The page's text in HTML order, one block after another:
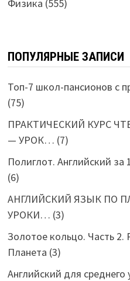
Физика (555)
ПОПУЛЯРНЫЕ ЗАПИСИ
Топ-7 школ-пансионов с
(75)
ПРАКТИЧЕСКИЙ КУРС
— УРОК… (7)
Полиглот. Английский за
(6)
АНГЛИЙСКИЙ ЯЗЫК ПО
УРОКИ… (3)
Золотое кольцо. Часть 2.
Планета (3)
Английский для среднего